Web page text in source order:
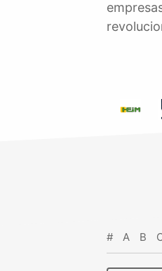
# A B